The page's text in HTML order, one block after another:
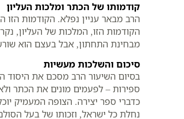
קודמותו של הכתר ומלכות העליון
הרב מבאר עניין נפלא. הקודמות
הקודמות הזו, המלכות של העליון,
מבחינת התחתון, אבל בעצם הוא
סיכום והשלכות מעשיות
בסיום השיעור הרב מסכם את היסוד
ספירות – לפעמים מונים את הכתר
כדברי ספר יצירה. הצופה המעמיק
נחלת כל ישראל, וזכותו של בעל